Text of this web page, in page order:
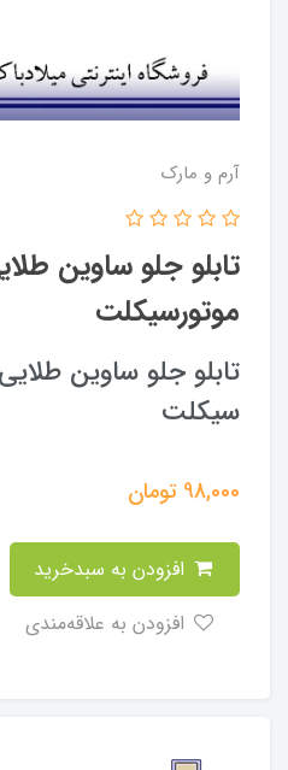
آرم و مارک
موتورسیکلت
سیکلت
98,000 تومان